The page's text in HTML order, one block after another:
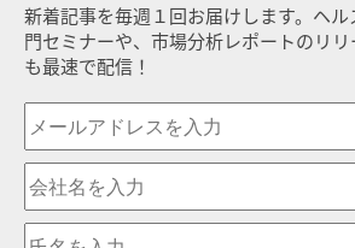
新着記事を毎週１回お届けします。ヘ
門セミナーや、市場分析レポートのリ
も最速で配信！